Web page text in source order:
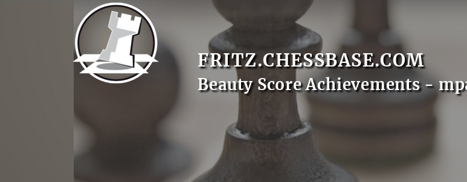
FRITZ.CHESSBASE.COM
Beauty Score Achievements -